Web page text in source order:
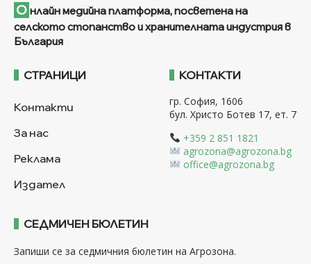
О нлайн медийна платформа, посветена на
селското стопанство и хранителната индустрия в
България
СТРАНИЦИ
Контакти
За нас
Реклама
Издател
КОНТАКТИ
гр. София, 1606
бул. Христо Ботев 17, ет. 7
+359 2 851 1821
agrozona@agrozona.bg
office@agrozona.bg
СЕДМИЧЕН БЮЛЕТИН
Запиши се за седмичния бюлетин на Агрозона.